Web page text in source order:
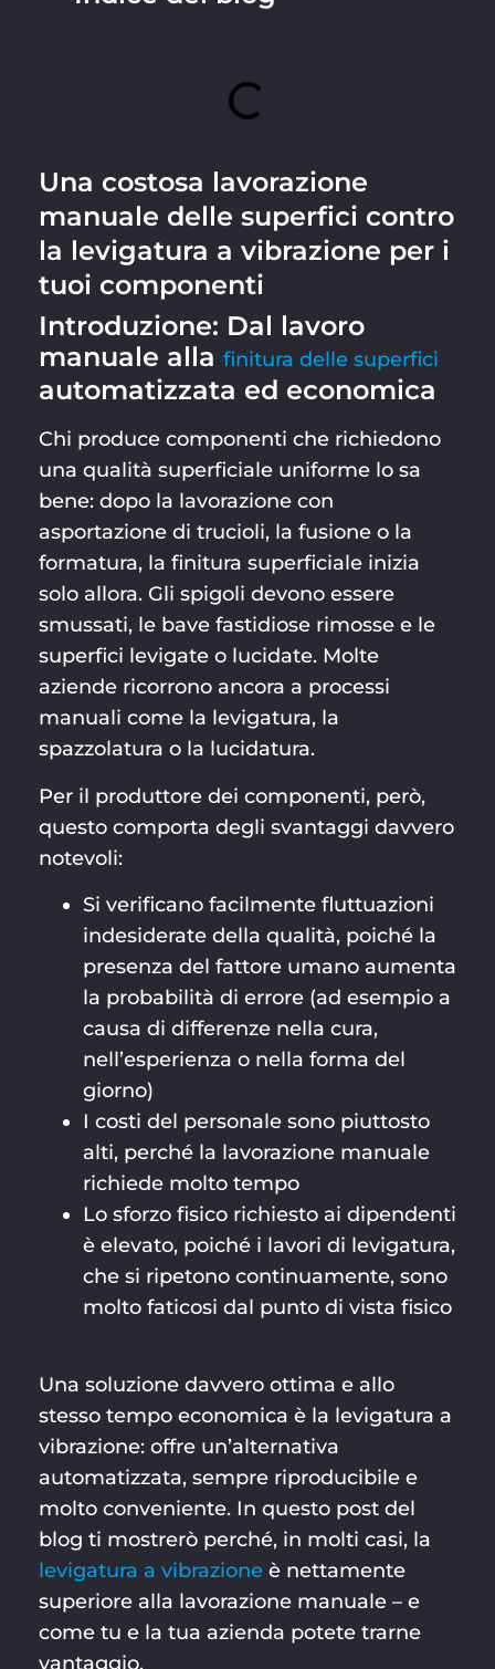
Una costosa lavorazione
manuale delle superfici contro
la levigatura a vibrazione per i
tuoi componenti
Introduzione: Dal lavoro
manuale alla finitura delle superfici
automatizzata ed economica
Chi produce componenti che richiedono
una qualità superficiale uniforme lo sa
bene: dopo la lavorazione con
asportazione di trucioli, la fusione o la
formatura, la finitura superficiale inizia
solo allora. Gli spigoli devono essere
smussati, le bave fastidiose rimosse e le
superfici levigate o lucidate. Molte
aziende ricorrono ancora a processi
manuali come la levigatura, la
spazzolatura o la lucidatura.
Per il produttore dei componenti, però,
questo comporta degli svantaggi davvero
notevoli:
Si verificano facilmente fluttuazioni
indesiderate della qualità, poiché la
presenza del fattore umano aumenta
la probabilità di errore (ad esempio a
causa di differenze nella cura,
nell’esperienza o nella forma del
giorno)
I costi del personale sono piuttosto
alti, perché la lavorazione manuale
richiede molto tempo
Lo sforzo fisico richiesto ai dipendenti
è elevato, poiché i lavori di levigatura,
che si ripetono continuamente, sono
molto faticosi dal punto di vista fisico
Una soluzione davvero ottima e allo
stesso tempo economica è la levigatura a
vibrazione: offre un’alternativa
automatizzata, sempre riproducibile e
molto conveniente. In questo post del
blog ti mostrerò perché, in molti casi, la
levigatura a vibrazioneè nettamente
superiore alla lavorazione manuale – e
come tu e la tua azienda potete trarne
vantaggio.